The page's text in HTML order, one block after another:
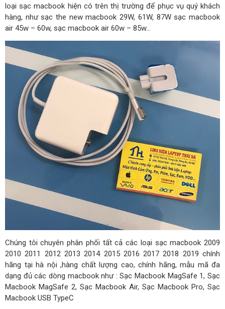
loại sạc macbook hiện có trên thị trường để phục vụ quý khách
hàng, như sạc the new macbook 29W, 61W, 87W sạc macbook
air 45w – 60w, sạc macbook air 60w – 85w…
Chúng tôi chuyên phân phối tất cả các loại sạc macbook 2009
2010 2011 2012 2013 2014 2015 2016 2017 2018 2019 chính
hãng tại hà nội ,hàng chất lượng cao, chính hãng, mẫu mã đa
dạng đủ các dòng macbook như : Sạc Macbook MagSafe 1, Sạc
Macbook MagSafe 2, Sạc Macbook Air, Sạc Macbook Pro, Sạc
Macbook USB TypeC